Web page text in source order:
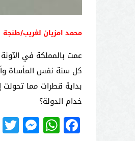
محمد امزيان لغريب/طنجة
عمت بالمملكة في
كل سنة نفس المأساة
بداية قطرات مما
خدام الدولة؟